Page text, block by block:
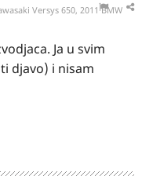
Versys 650, 2011 BMW
Ja u svim
djavo) i nisam